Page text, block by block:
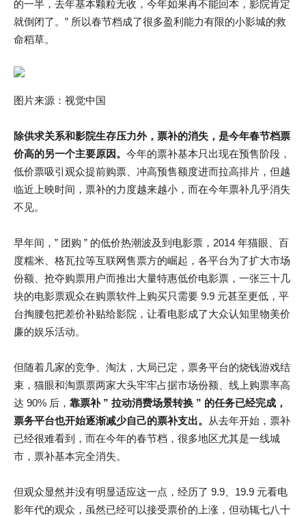
的一半，去年基本颗粒无收，今年如果再不能回本，影院肯定
就倒闭了。” 所以春节档成了很多盈利能力有限的小影城的救
命稻草。
图片来源：视觉中国
除供求关系和影院生存压力外，票补的消失，是今年春节档票
价高的另一个主要原因。 今年的票补基本只出现在预售阶段，
低价票吸引观众提前购票、冲高预售额度进而拉高排片，但越
临近上映时间，票补的力度越来越小，而在今年票补几乎消失
不见。
早年间，” 团购 ” 的低价热潮波及到电影票，2014 年猫眼、百
度糯米、格瓦拉等互联网售票方的崛起，各平台为了扩大市场
份额、抢夺购票用户而推出大量特惠低价电影票，一张三十几
块的电影票观众在购票软件上购买只需要 9.9 元甚至更低，平
台掏腰包把差价补贴给影院，让看电影成了大众认知里物美价
廉的娱乐活动。
但随着几家的竞争、淘汰，大局已定，票务平台的烧钱游戏结
束，猫眼和淘票票两家大头牢牢占据市场份额、线上购票率高
达 90% 后， 靠票补 ” 拉动消费场景转换 ” 的任务已经完成，
票务平台也开始逐渐减少自己的票补支出。
从去年开始，票补
已经很难看到，而在今年的春节档，很多地区尤其是一线城
市，票补基本完全消失。
但观众显然并没有明显适应这一点，经历了 9.9、19.9 元看电
影年代的观众，虽然已经可以接受票价的上涨，但动辄七八十